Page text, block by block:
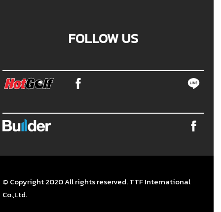
FOLLOW US
© Copyright 2020 All rights reserved. TTF International
Co.,Ltd.